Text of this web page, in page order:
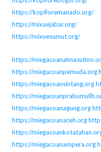
https://kopiforemanado.org/
https://mixuejabar.org/
https://mixuesumut.org/
https://
https://miegacoanpemuda.org
https://miegacoansintang.org
https://
https://miegacoanagung.org
https://miegacoanaceh.org
https://
https://miegacoanampera.org